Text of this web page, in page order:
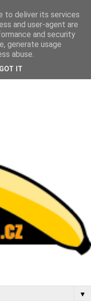
▼
to deliver its services
and user-agent are
and security
generate usage
abuse.
GOT IT